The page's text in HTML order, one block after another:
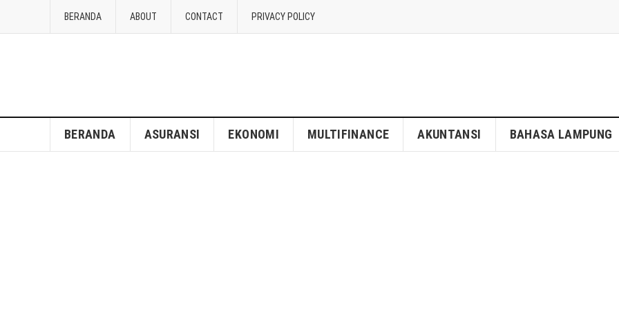
BERANDA ABOUT CONTACT PRIVACY POLICY
BERANDA ASURANSI EKONOMI MULTIFINANCE AKUNTANSI BAHASA LAMPUNG